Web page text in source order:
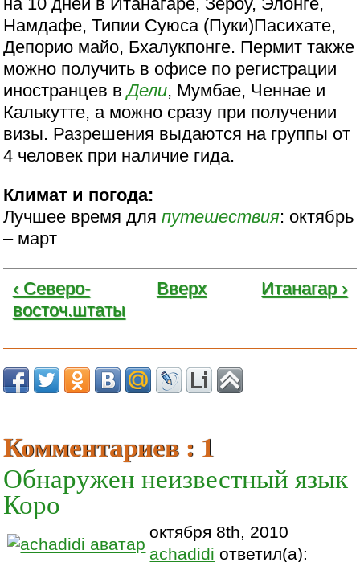
Намдафе, Типии Суюса (Пуки)Пасихате,
Депорио майо, Бхалукпонге. Пермит также
можно получить в офисе по регистрации
иностранцев вДели, Мумбае, Ченнае и
Калькутте, а можно сразу при получении
визы. Разрешения выдаются на группы от
4 человек при наличие гида.
Климат и погода:
Лучшее время дляпутешествия: октябрь
– март
‹ Северо-
восточ.штаты
Вверх Итанагар ›
Комментариев : 1
Обнаружен неизвестный язык
Коро
октября 8th, 2010
achadidi ответил(а):